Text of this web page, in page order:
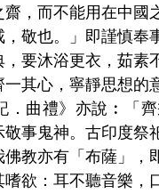
，而不能用在中
敬也。」即謹慎奉
要沐浴更衣，茹
其心，寧靜思想的
．曲禮》亦說︰「
事鬼神。古印度
教亦有「布薩」
欲：耳不聽音樂